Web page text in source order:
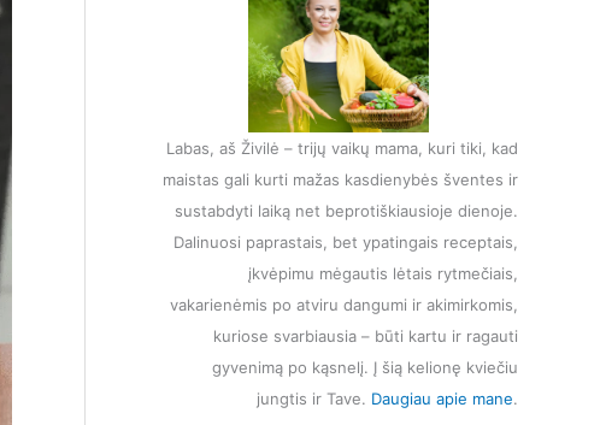
Labas, aš Živilė – trijų vaikų mama, kuri tiki, kad
maistas gali kurti mažas kasdienybės šventes ir
sustabdyti laiką net beprotiškiausioje dienoje.
Dalinuosi paprastais, bet ypatingais receptais,
įkvėpimu mėgautis lėtais rytmečiais,
vakarienėmis po atviru dangumi ir akimirkomis,
kuriose svarbiausia – būti kartu ir ragauti
gyvenimą po kąsnelį. Į šią kelionę kviečiu
jungtis ir Tave. Daugiau apie mane.